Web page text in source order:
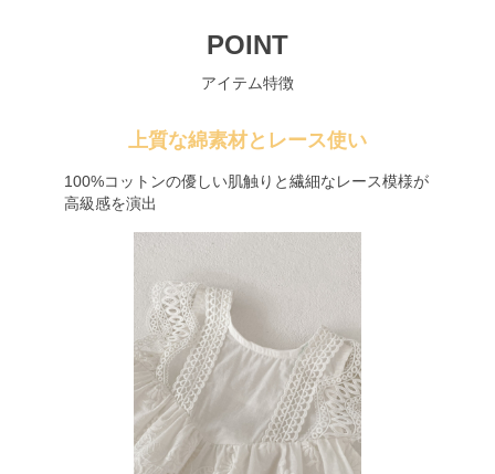
POINT
アイテム特徴
上質な綿素材とレース使い
100%コットンの優しい肌触りと繊細なレース模様が
高級感を演出